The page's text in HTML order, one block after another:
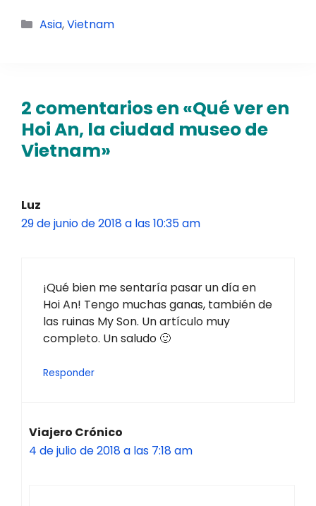
Categorías
Asia,Vietnam
2 comentarios en «Qué ver en
Hoi An, la ciudad museo de
Vietnam»
Luz
29 de junio de 2018 a las 10:35 am
¡Qué bien me sentaría pasar un día en
Hoi An! Tengo muchas ganas, también de
las ruinas My Son. Un artículo muy
completo. Un saludo 🙂
Responder
Viajero Crónico
4 de julio de 2018 a las 7:18 am